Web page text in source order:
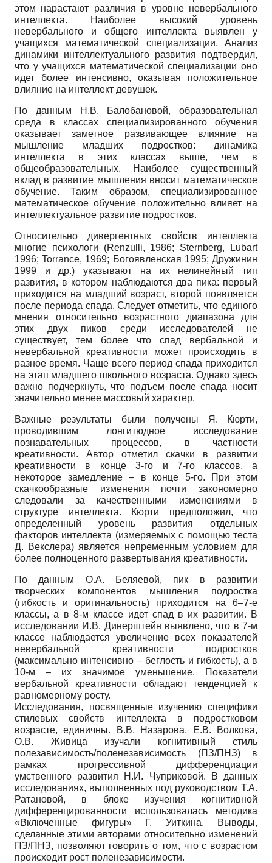
этом нарастают различия в уровне невербального
интеллекта. Наиболее высокий уровень
невербального и общего интеллекта выявлен у
учащихся математической специализации. Анализ
динамики интеллектуального развития подтвердил,
что у учащихся математической специализации оно
идет более интенсивно, оказывая положительное
влияние на интеллект девушек.
По данным Н.В. Балобановой, образовательная
среда в классах специализированного обучения
оказывает заметное развивающее влияние на
мышление младших подростков: динамика
интеллекта в этих классах выше, чем в
общеобразовательных. Наиболее существенный
вклад в развитие мышления вносит математическое
обучение. Таким образом, специализированное
математическое обучение положительно влияет на
интеллектуальное развитие подростков.
Относительно дивергентных свойств интеллекта
многие психологи (Renzulli, 1986; Sternberg, Lubart
1996; Torrance, 1969; Богоявленская 1995; Дружинин
1999 и др.) указывают на их нелинейный тип
развития, в котором наблюдаются два пика: первый
приходится на младший возраст, второй появляется
после периода спада. Следует отметить, что единого
мнения относительно возрастного диапазона для
этих двух пиков среди исследователей не
существует, тем более что спад вербальной и
невербальной креативности может происходить в
разное время. Чаще всего период спада приходится
на этап младшего школьного возраста. Однако здесь
важно подчеркнуть, что подъем после спада носит
значительно менее массовый характер.
Важные результаты были получены Я. Кюрти,
проводившим лонгитюдное исследование
познавательных процессов, в частности
креативности. Автор отметил скачки в развитии
креативности в конце 3-го и 7-го классов, а
некоторое замедление – в конце 5-го. При этом
скачкообразные изменения почти закономерно
следовали за качественными изменениями в
структуре интеллекта. Кюрти предположил, что
определенный уровень развития отдельных
факторов интеллекта (измеряемых с помощью теста
Д. Векслера) является непременным условием для
более полноценного развертывания креативности.
По данным О.А. Беляевой, пик в развитии
творческих компонентов мышления подростка
(гибкость и оригинальность) приходится на 6–7-е
классы, а в 8-м классе идет спад в их развитии. В
исследовании И.В. Динерштейн выявлено, что в 7-м
классе наблюдается увеличение всех показателей
невербальной креативности подростков
(максимально интенсивно – беглость и гибкость), а в
10-м – их значимое уменьшение. Показатели
вербальной креативности обладают тенденцией к
равномерному росту.
Исследования, посвященные изучению специфики
стилевых свойств интеллекта в подростковом
возрасте, единичны. В.В. Назарова, Е.В. Волкова,
О.В. Живица изучали когнитивный стиль
полезависимость/поленезависимость (ПЗ/ПНЗ) в
рамках прогрессивной дифференциации
умственного развития Н.И. Чуприковой. В данных
исследованиях, выполненных под руководством Т.А.
Ратановой, в блоке изучения когнитивной
дифференцированности использовалась методика
«Включенные фигуры» Г. Уиткина. Выводы,
сделанные этими авторами относительно изменений
ПЗ/ПНЗ, позволяют говорить о том, что с возрастом
происходит рост поленезависимости.